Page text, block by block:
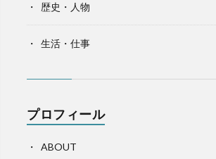
歴史・人物
生活・仕事
プロフィール
ABOUT